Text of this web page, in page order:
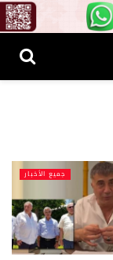
جميع الأخبار